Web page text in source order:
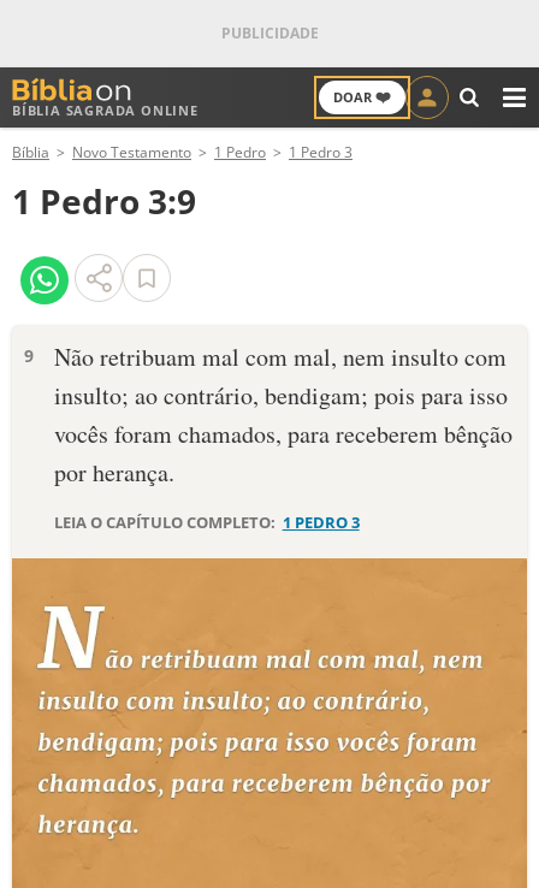
BÍBLIA SAGRADA ONLINE
DOAR ❤️
ANTIGO TESTAMENTO
NOVO TESTAMENTO
VERSÍCULOS
PALAVRA DO DIA
SALMO DO DIA
DEVOCIONAL DIÁRIO
ESTUDOS BÍBLICOS
ESBOÇOS DE PREGAÇÃO
TEMAS
PERGUNTE À BÍBLIA
Bíblia Novo Testamento 1 Pedro 1 Pedro 3
1 Pedro 3:9
9
Não retribuam mal com mal, nem insulto com
insulto; ao contrário, bendigam; pois para isso
vocês foram chamados, para receberem bênção
por herança.
LEIA O CAPÍTULO COMPLETO: 1 PEDRO 3